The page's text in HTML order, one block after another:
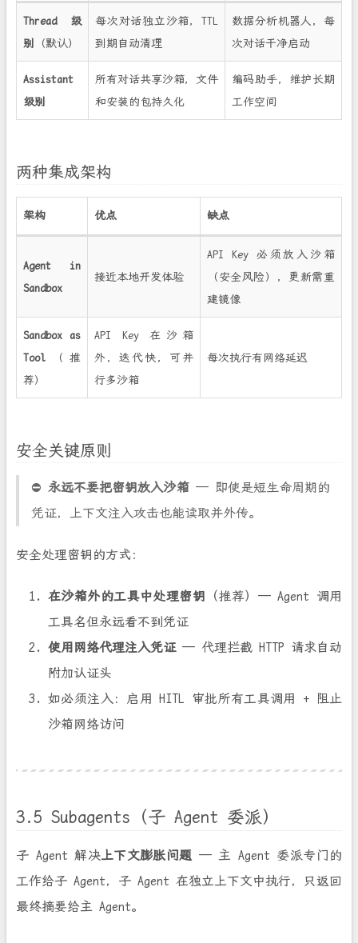
Thread 级
别
（默认）
每次对话独立沙箱，TTL
到期自动清理
数据分析机器人，每
次对话干净启动
Assistant
级别
所有对话共享沙箱，文件
和安装的包持久化
编码助手，维护长期
工作空间
两种集成架构
架构 优点 缺点
Agent in
Sandbox
接近本地开发体验
API Key 必须放入沙箱
（安全风险），更新需重
建镜像
Sandbox as
Tool （推
荐）
API Key 在沙箱
外，迭代快，可并
行多沙箱
每次执行有网络延迟
安全关键原则
⛔永远不要把密钥放入沙箱— 即使是短生命周期的
凭证，上下文注入攻击也能读取并外传。
安全处理密钥的方式：
在沙箱外的工具中处理密钥 （推荐）— Agent 调用
工具名但永远看不到凭证
使用网络代理注入凭证— 代理拦截 HTTP 请求自动
附加认证头
如必须注入：启用 HITL 审批所有工具调用 + 阻止
沙箱网络访问
3.5 Subagents（子 Agent 委派）
子 Agent 解决上下文膨胀问题 — 主 Agent 委派专门的
工作给子 Agent，子 Agent 在独立上下文中执行，只返回
最终摘要给主 Agent。